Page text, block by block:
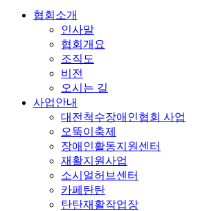
협회소개
인사말
협회개요
조직도
비전
오시는 길
사업안내
대전척수장애인협회 사업
오뚝이축제
장애인활동지원센터
재활지원사업
소시얼허브센터
카페탄탄
탄탄재활작업장